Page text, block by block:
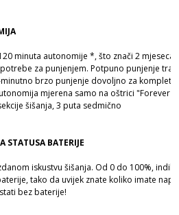
minuta autonomije *, što znači 2 mjeseca
za punjenjem. Potpuno punjenje traje
brzo punjenje dovoljno za
mjerena samo na oštrici "Forever
šišanja, 3 puta sedmično
STATUSA BATERIJE
iskustvu šišanja. Od 0 do 100%,
tako da uvijek znate koliko imate
bez baterije!